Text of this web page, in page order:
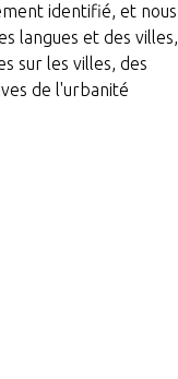
identifié, et nous
langues et des villes,
sur les villes, des
de l'urbanité